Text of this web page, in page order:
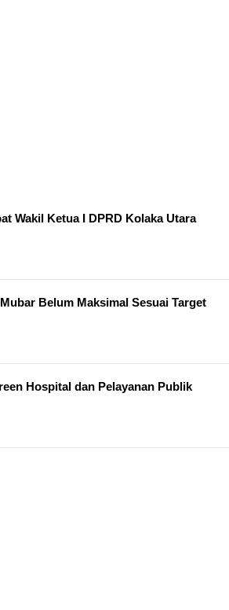
Wakil Ketua I DPRD Kolaka Utara
Belum Maksimal Sesuai Target
Hospital dan Pelayanan Publik